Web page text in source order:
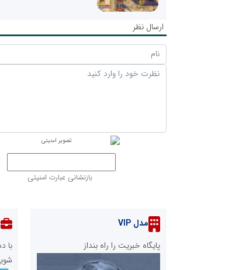
ارسال نظر
بازنشانی عبارت امنیتی
مدل VIP
پایگاه خبریت را راه بنداز
با